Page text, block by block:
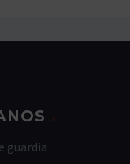
guardia